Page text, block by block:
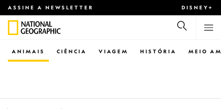
ASSINE A NEWSLETTER DISNEY+
CIÊNCIA VIAGEM
ANIMAIS HISTÓRIA MEIO